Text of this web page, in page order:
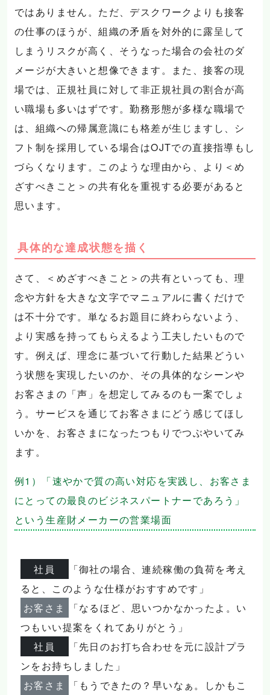
ではありません。ただ、デスクワークよりも接客
の仕事のほうが、組織の矛盾を対外的に露呈して
しまうリスクが高く、そうなった場合の会社のダ
メージが大きいと想像できます。また、接客の現
場では、正規社員に対して非正規社員の割合が高
い職場も多いはずです。勤務形態が多様な職場で
は、組織への帰属意識にも格差が生じますし、シ
フト制を採用している場合はOJTでの直接指導もし
づらくなります。このような理由から、より＜め
ざすべきこと＞の共有化を重視する必要があると
思います。
具体的な達成状態を描く
さて、＜めざすべきこと＞の共有といっても、理
念や方針を大きな文字でマニュアルに書くだけで
は不十分です。単なるお題目に終わらないよう、
より実感を持ってもらえるよう工夫したいもので
す。例えば、理念に基づいて行動した結果どうい
う状態を実現したいのか、その具体的なシーンや
お客さまの「声」を想定してみるのも一案でしょ
う。サービスを通じてお客さまにどう感じてほし
いかを、お客さまになったつもりでつぶやいてみ
ます。
例1）「速やかで質の高い対応を実践し、お客さま
にとっての最良のビジネスパートナーであろう」
という生産財メーカーの営業場面
社員
「御社の場合、連続稼働の負荷を考え
ると、このような仕様がおすすめです」
お客さま
「なるほど、思いつかなかったよ。い
つもいい提案をくれてありがとう」
社員
「先日のお打ち合わせを元に設計プラ
ンをお持ちしました」
お客さま
「もうできたの？早いなぁ。しかもこ